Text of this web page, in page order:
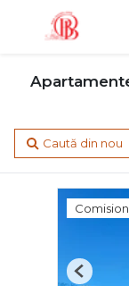
Caută din nou
Previous